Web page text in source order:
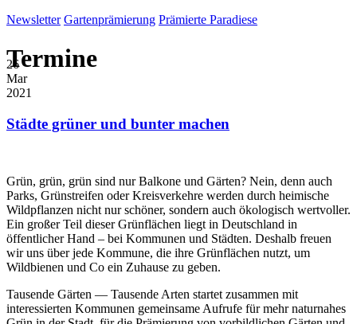
Newsletter Gartenprämierung Prämierte Paradiese
Termine
26
Mar
2021
Städte grüner und bunter machen
Grün, grün, grün sind nur Balkone und Gärten? Nein, denn auch
Parks, Grünstreifen oder Kreisverkehre werden durch heimische
Wildpflanzen nicht nur schöner, sondern auch ökologisch wertvoller.
Ein großer Teil dieser Grünflächen liegt in Deutschland in
öffentlicher Hand – bei Kommunen und Städten. Deshalb freuen
wir uns über jede Kommune, die ihre Grünflächen nutzt, um
Wildbienen und Co ein Zuhause zu geben.
Tausende Gärten — Tausende Arten startet zusammen mit
interessierten Kommunen gemeinsame Aufrufe für mehr naturnahes